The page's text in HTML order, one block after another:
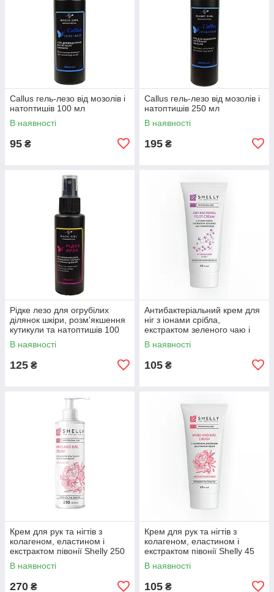
Callus гель-лезо від мозолів і
натоптишів 100 мл
В наявності
95 ₴
Callus гель-лезо від мозолів і
натоптишів 250 мл
В наявності
195 ₴
Рідке лезо для огрубілих
ділянок шкіри, розм'якшення
кутикули та натоптишів 100
мл
В наявності
125 ₴
Антибактеріальний крем для
ніг з іонами срібла,
екстрактом зеленого чаю і
ментолом Shelly 45 мл
В наявності
105 ₴
Крем для рук та нігтів з
колагеном, еластином і
екстрактом півонії Shelly 250
мл
В наявності
270 ₴
Крем для рук та нігтів з
колагеном, еластином і
екстрактом півонії Shelly 45
мл
В наявності
105 ₴